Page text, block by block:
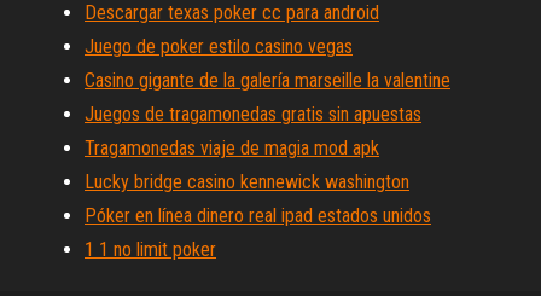
Descargar texas poker cc para android
Juego de poker estilo casino vegas
Casino gigante de la galería marseille la valentine
Juegos de tragamonedas gratis sin apuestas
Tragamonedas viaje de magia mod apk
Lucky bridge casino kennewick washington
Póker en línea dinero real ipad estados unidos
1 1 no limit poker